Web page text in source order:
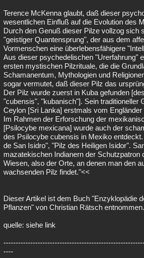
Terence McKenna glaubt, daß dieser
wesentlichen Einfluß auf die Evolution des
Durch den Genuß dieser Pilze vollzog sich
"geistiger Quantensprung", der aus dem
Vormenschen eine überlebensfähigere
Aus dieser psychedelischen "Urerfahrung"
ersten mystischen Pilzrituale, die die
Schamanentum, Mythologien und
sogar vermutet, daß dieser Pilz das
Der Pilz wurde zuerst in Kuba gefunden
"cubensis", "kubanisch"]. Sein traditioneller
Ceylon [Sri Lanka] erstmals vom
Im Rahmen der Erforschung der
[Psilocybe mexicana] wurde auch der
des Psilocybe cubensis in Mexiko
de San Isidro", "Pilz des Heiligen Isidor".
mazatekischen Indianern der Schutzpatron
Wiesen, also der Orte, an denen man den
wachsenden Pilz findet."<<
Dieser Artikel ist dem Buch "Enzyklopädie
Pflanzen" von Christian Rätsch entnommen.
quelle: siehe link
----